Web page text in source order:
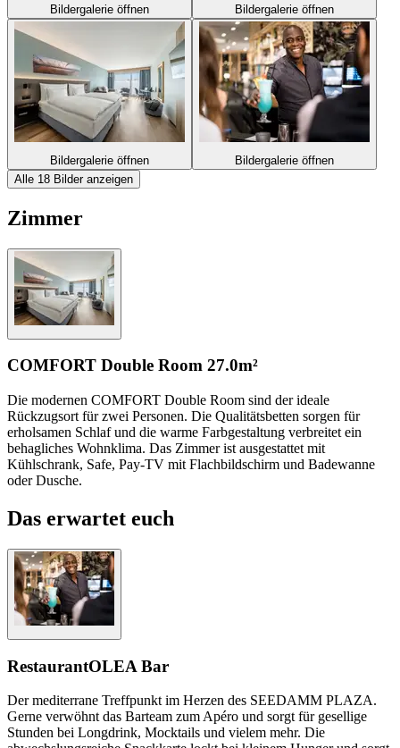
Bildergalerie öffnen Bildergalerie öffnen
Bildergalerie öffnen
Bildergalerie öffnen
Alle 18 Bilder anzeigen
Zimmer
COMFORT Double Room 27.0m²
Die modernen COMFORT Double Room sind der ideale
Rückzugsort für zwei Personen. Die Qualitätsbetten sorgen für
erholsamen Schlaf und die warme Farbgestaltung verbreitet ein
behagliches Wohnklima. Das Zimmer ist ausgestattet mit
Kühlschrank, Safe, Pay-TV mit Flachbildschirm und Badewanne
oder Dusche.
Das erwartet euch
RestaurantOLEA Bar
Der mediterrane Treffpunkt im Herzen des SEEDAMM PLAZA.
Gerne verwöhnt das Barteam zum Apéro und sorgt für gesellige
Stunden bei Longdrink, Mocktails und vielem mehr. Die